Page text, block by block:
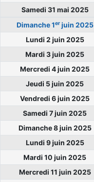
Samedi 31 mai 2025
Dimanche 1erjuin 2025
Lundi 2 juin 2025
Mardi 3 juin 2025
Mercredi 4 juin 2025
Jeudi 5 juin 2025
Vendredi 6 juin 2025
Samedi 7 juin 2025
Dimanche 8 juin 2025
Lundi 9 juin 2025
Mardi 10 juin 2025
Mercredi 11 juin 2025